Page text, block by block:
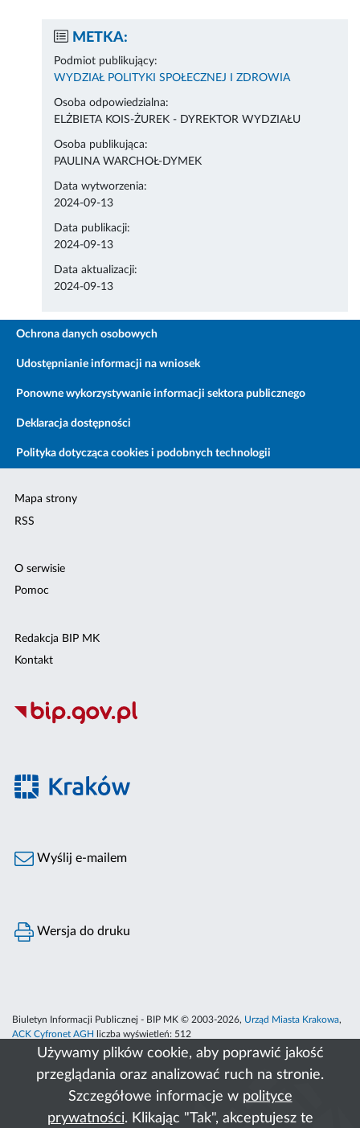
Używamy plików cookie, aby poprawić jakość
przeglądania oraz analizować ruch na stronie.
Szczegółowe informacje w polityce
prywatności. Klikając "Tak", akceptujesz te
METKA:
Podmiot publikujący:
WYDZIAŁ POLITYKI SPOŁECZNEJ I ZDROWIA
Osoba odpowiedzialna:
ELŻBIETA KOIS-ŻUREK - DYREKTOR WYDZIAŁU
Osoba publikująca:
PAULINA WARCHOŁ-DYMEK
Data wytworzenia:
2024-09-13
Data publikacji:
2024-09-13
Data aktualizacji:
2024-09-13
Ochrona danych osobowych
Udostępnianie informacji na wniosek
Ponowne wykorzystywanie informacji sektora publicznego
Deklaracja dostępności
Polityka dotycząca cookies i podobnych technologii
Mapa strony
RSS
O serwisie
Pomoc
Redakcja BIP MK
Kontakt
Wyślij e-mailem
Wersja do druku
Biuletyn Informacji Publicznej - BIP MK © 2003-2026, Urząd Miasta Krakowa,
ACK Cyfronet AGH
liczba wyświetleń: 512